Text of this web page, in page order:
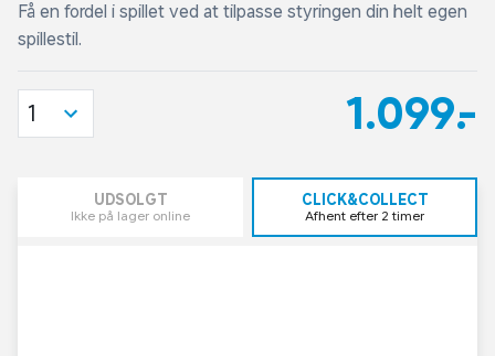
Få en fordel i spillet ved at tilpasse styringen din helt egen
spillestil.
1.099,-
1
UDSOLGT
Ikke på lager online
CLICK&COLLECT
Afhent efter 2 timer